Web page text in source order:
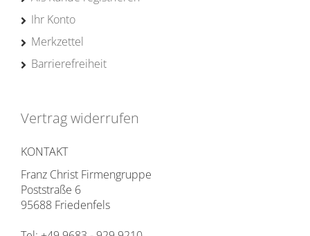
Ihr Konto
Merkzettel
Barrierefreiheit
Vertrag widerrufen
KONTAKT
Franz Christ Firmengruppe
Poststraße 6
95688 Friedenfels